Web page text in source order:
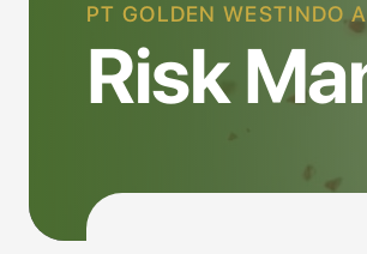
PT GOLDEN WESTINDO
Risk